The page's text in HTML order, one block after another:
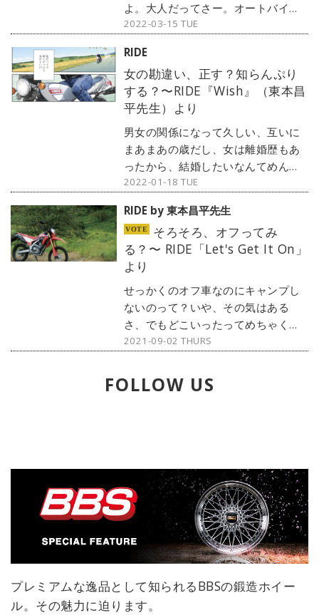
よ。大人だってさー。オートバイ
2022年4月号（第88巻 第4号）
り©東本昌平先生・モーターマガジ
ン社 / デジタル編集：楠雅彦＠
dino.network編集部
2022-03-15 TUE
女の勘違い、正す？知らんぷり
する？〜RIDE『Wish』（東本昌
平先生）より
男女の関係になって久しい、互いに
まあまあの歳だし、女は離婚歴もあ
ったから、結婚したいなんてめんど
くさいことも言わなかった。そんな
う。それも旧車に・・・。オートバ
イ2022年2月号別冊付録（第88巻第
2号）「Wish」（東本昌平先生作）
より©東本昌平先生・モーターマガ
ジン社 / デジタル編集：楠雅彦＠
dino.network編集部
2022-01-18 TUE
RIDE
そろそろ、オフってみ
る？〜 RIDE「Let's Get It On」
より
せっかくのオフ車なのにキャンプし
ないのって？いや、その気はある
さ、でもどこいったってめちゃくち
ゃ混んでるだろ？え、オレの
て？？オートバイ2021年10月号（第
87巻 第14号）「Let's Get It On」
2021-09-02 THURS
RIDE by 東本昌平先生
FOLLOW US
プレミアムな逸品として知られるBBSの鍛造ホイー
ル。その魅力に迫ります。